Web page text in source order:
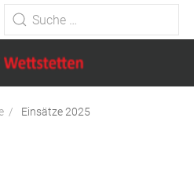
Type 2 or more characters for
results.
Einsätze 2025